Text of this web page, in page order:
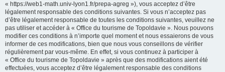
« https://web1-math.univ-lyon1.fr/prepa-agreg »), vous acceptez d’être
légalement responsable des conditions suivantes. Si vous n’acceptez pas
d’être légalement responsable de toutes les conditions suivantes, veuillez ne
pas utiliser et accéder à « Office du tourisme de Topoldavie ». Nous pouvons
modifier ces conditions à n’importe quel moment et nous essaierons de vous
informer de ces modifications, bien que nous vous conseillons de vérifier
régulièrement par vous-même. En effet, si vous continuez à participer à
« Office du tourisme de Topoldavie » après que des modifications aient été
effectuées, vous acceptez d’être légalement responsable des conditions